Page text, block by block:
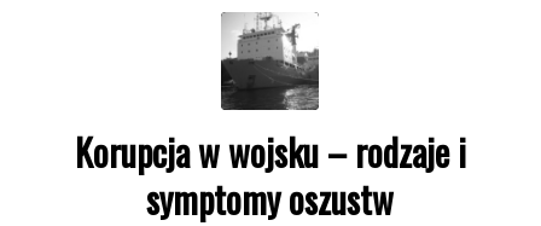
Korupcja w wojsku – rodzaje i
symptomy oszustw